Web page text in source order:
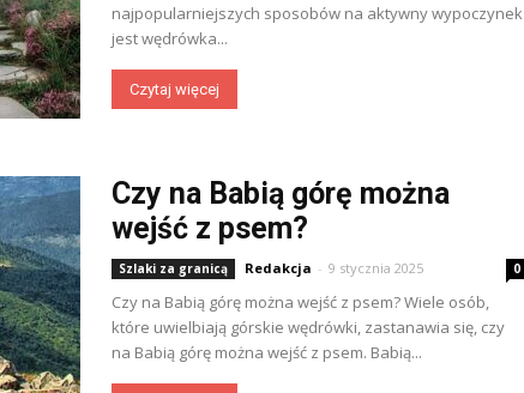
najpopularniejszych sposobów na aktywny wypoczynek
jest wędrówka...
Czytaj więcej
Czy na Babią górę można
wejść z psem?
Szlaki za granicą Redakcja - 9 stycznia 2025 0
Czy na Babią górę można wejść z psem? Wiele osób,
które uwielbiają górskie wędrówki, zastanawia się, czy
na Babią górę można wejść z psem. Babią...